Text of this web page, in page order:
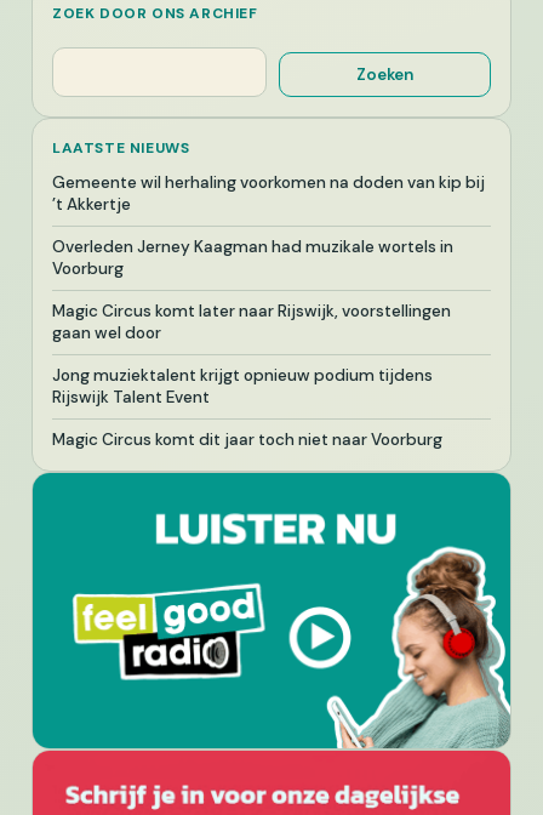
ZOEK DOOR ONS ARCHIEF
Zoeken
Zoeken
LAATSTE NIEUWS
Gemeente wil herhaling voorkomen na doden van kip bij
’t Akkertje
Overleden Jerney Kaagman had muzikale wortels in
Voorburg
Magic Circus komt later naar Rijswijk, voorstellingen
gaan wel door
Jong muziektalent krijgt opnieuw podium tijdens
Rijswijk Talent Event
Magic Circus komt dit jaar toch niet naar Voorburg